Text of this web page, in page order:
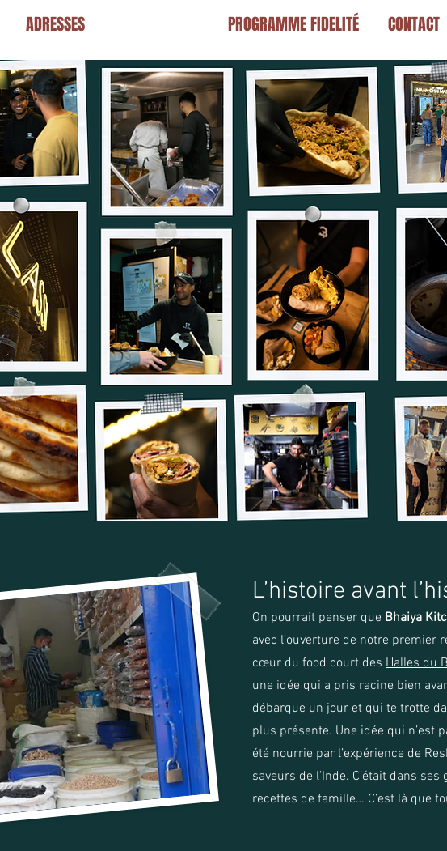
ADRESSES PROGRAMME FIDELITÉ CONTACT
L’histoire avant
On pourrait penser que Bhaiya
avec l’ouverture de notre premier
cœur du food court des Halles du
une idée qui a pris racine bien
débarque un jour et qui te trotte
plus présente. Une idée qui n’est
été nourrie par l’expérience de
saveurs de l’Inde. C’était dans
recettes de famille… C’est là que